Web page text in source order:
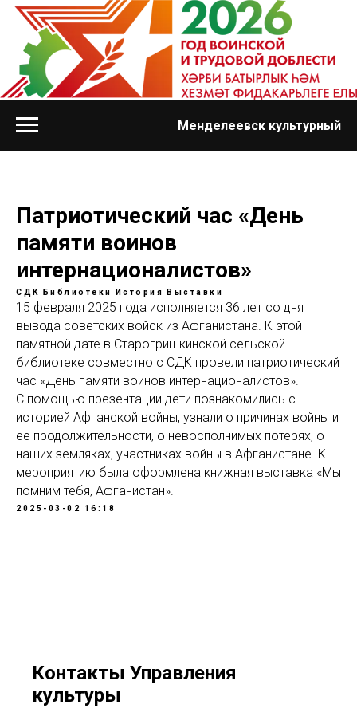
Менделеевск культурный
Патриотический час «День
памяти воинов
интернационалистов»
СДК Библиотеки История Выставки
15 февраля 2025 года исполняется 36 лет со дня
вывода советских войск из Афганистана. К этой
памятной дате в Старогришкинской сельской
библиотеке совместно с СДК провели патриотический
час «День памяти воинов интернационалистов».
С помощью презентации дети познакомились с
историей Афганской войны, узнали о причинах войны и
ее продолжительности, о невосполнимых потерях, о
наших земляках, участниках войны в Афганистане. К
мероприятию была оформлена книжная выставка «Мы
помним тебя, Афганистан».
2025-03-02 16:18
Контакты Управления
культуры